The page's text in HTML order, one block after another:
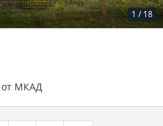
1 / 18
от МКАД